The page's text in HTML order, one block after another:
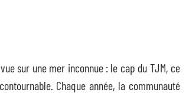
sur une mer inconnue : le cap du TJM, ce
Chaque année, la communauté